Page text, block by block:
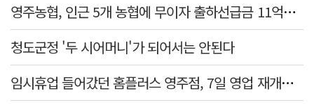
영주농협, 인근 5개 농협에 무이자 출하선급금 11억원 지원…상생 유통망 강화
청도군정 '두 시어머니'가 되어서는 안된다
임시휴업 들어갔던 홈플러스 영주점, 7일 영업 재개…지하 1층만 운영